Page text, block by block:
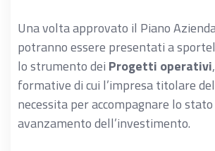
Una volta approvato il Piano
potranno essere presentati a
lo strumento dei Progetti operativi
formative di cui l’impresa titolare
necessita per accompagnare lo
avanzamento dell’investimento.